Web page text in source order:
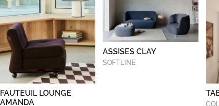
FAUTEUIL LOUNGE
AMANDA
ASSISES CLAY
SOFTLINE